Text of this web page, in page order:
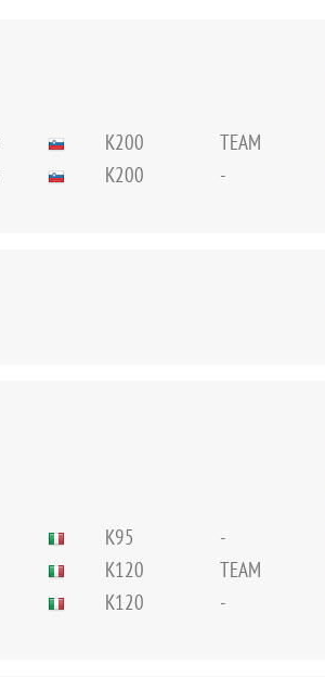
K200 TEAM
K200 -
K95 -
K120 TEAM
K120 -